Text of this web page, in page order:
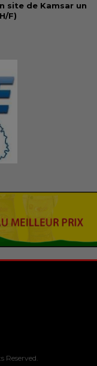
site de Kamsar un
F)
Reserved.